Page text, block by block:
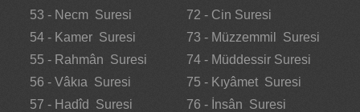
53 - Necm Suresi
54 - Kamer Suresi
55 - Rahmân Suresi
56 - Vâkıa Suresi
57 - Hadîd Suresi
72 - Cin Suresi
73 - Müzzemmil Suresi
74 - Müddessir Suresi
75 - Kıyâmet Suresi
76 - İnsân Suresi